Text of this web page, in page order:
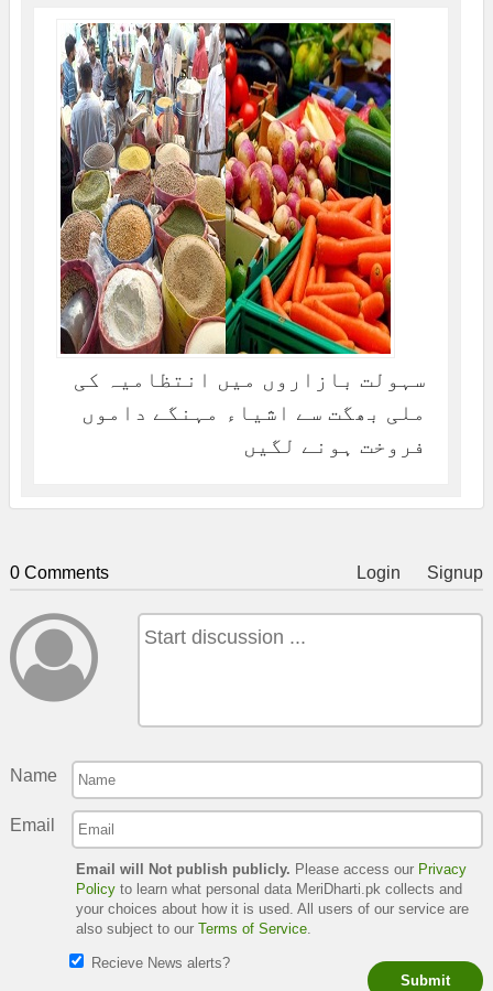
سہولت بازاروں میں انتظامیہ کی
ملی بھگت سے اشیاء مہنگے داموں
فروخت ہونے لگیں
0 Comments Login Signup
Name
Email
Email will Not publish publicly. Please access our Privacy
Policyto learn what personal data MeriDharti.pk collects and
your choices about how it is used. All users of our service are
also subject to our Terms of Service.
Recieve News alerts?
Submit